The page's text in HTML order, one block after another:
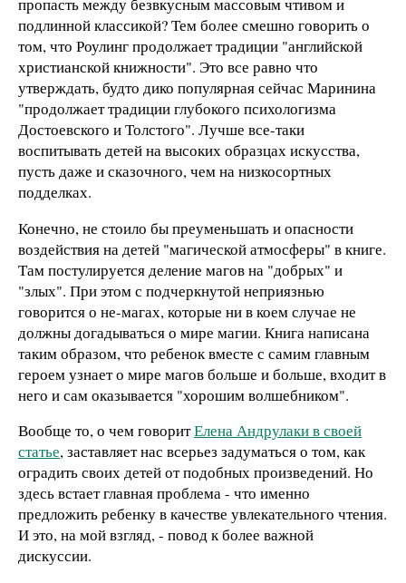
подлинной классикой? Тем более смешно говорить о
том, что Роулинг продолжает традиции "английской
христианской книжности". Это все равно что
утверждать, будто дико популярная сейчас Маринина
"продолжает традиции глубокого психологизма
Достоевского и Толстого". Лучше все-таки
воспитывать детей на высоких образцах искусства,
пусть даже и сказочного, чем на низкосортных
подделках.
Конечно, не стоило бы преуменьшать и опасности
воздействия на детей "магической атмосферы" в книге.
Там постулируется деление магов на "добрых" и
"злых". При этом с подчеркнутой неприязнью
говорится о не-магах, которые ни в коем случае не
должны догадываться о мире магии. Книга написана
таким образом, что ребенок вместе с самим главным
героем узнает о мире магов больше и больше, входит в
него и сам оказывается "хорошим волшебником".
Вообще то, о чем говоритЕлена Андрулаки в своей
статье, заставляет нас всерьез задуматься о том, как
оградить своих детей от подобных произведений. Но
здесь встает главная проблема - что именно
предложить ребенку в качестве увлекательного чтения.
И это, на мой взгляд, - повод к более важной
дискуссии.